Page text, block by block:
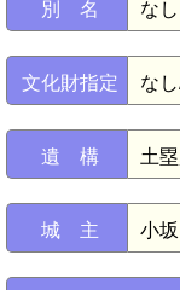
別 名 なし
文化財指定 な
遺 構 土
城 主 小